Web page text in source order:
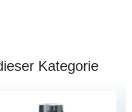
Kategorie